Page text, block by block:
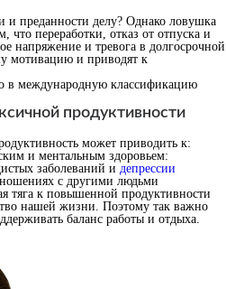
и преданности делу? Однако ловушка
что переработки, отказ от отпуска и
напряжение и тревога в долгосрочной
мотивацию и приводят к
в международную классификацию
продуктивности
может приводить к:
и ментальным здоровьем:
заболеваний и депрессии
с другими людьми
тяга к повышенной продуктивности
нашей жизни. Поэтому так важно
баланс работы и отдыха.